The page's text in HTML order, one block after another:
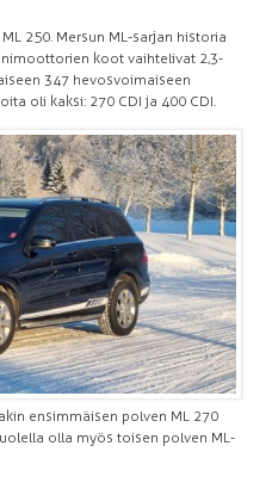
250. Mersun ML-sarjan historia
koot vaihtelivat 2,3-
347 hevosvoimaiseen
oli kaksi: 270 CDI ja 400 CDI.
ensimmäisen polven ML 270
olla myös toisen polven ML-